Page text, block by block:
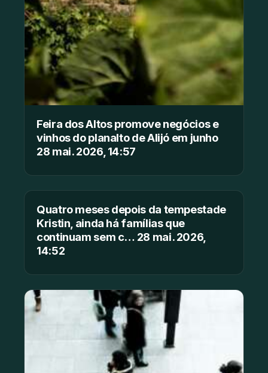
Feira dos Altos promove negócios e
vinhos do planalto de Alijó em junho
28 mai. 2026, 14:57
Quatro meses depois da tempestade
Kristin, ainda há famílias que
continuam sem c… 28 mai. 2026,
14:52